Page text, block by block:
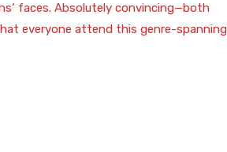
faces. Absolutely convincing—both
everyone attend this genre-spanning